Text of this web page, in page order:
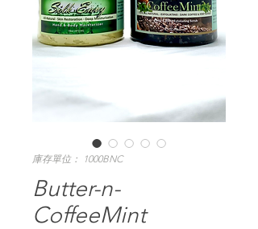
庫存單位： 1000BNC
Butter-n-
CoffeeMint